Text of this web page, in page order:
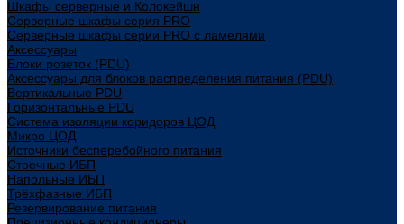
Шкафы серверные и Колокейшн
Серверные шкафы серия PRO
Серверные шкафы серии PRO с ламелями
Аксессуары
Блоки розеток (PDU)
Аксессуары для блоков распределения питания (PDU)
Вертикальные PDU
Горизонтальные PDU
Система изоляции коридоров ЦОД
Микро ЦОД
Источники бесперебойного питания
Стоечные ИБП
Напольные ИБП
Трёхфазные ИБП
Резервирование питания